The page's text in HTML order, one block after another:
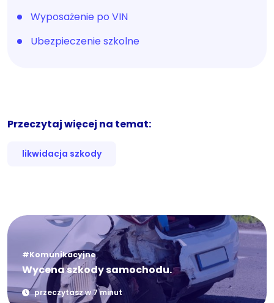
Wyposażenie po VIN
Ubezpieczenie szkolne
Przeczytaj więcej na temat:
likwidacja szkody
#Komunikacyjne
Wycena szkody samochodu.
przeczytasz w 7 minut